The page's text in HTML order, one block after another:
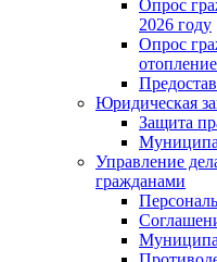
Опрос
2026 году
Опрос
Юридическая
Защита
Управление
гражданами